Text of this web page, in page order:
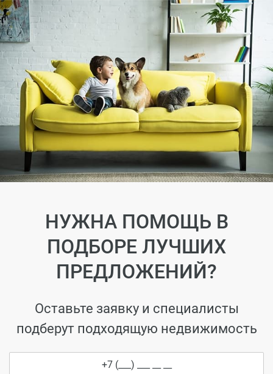
НУЖНА ПОМОЩЬ В
ПОДБОРЕ ЛУЧШИХ
ПРЕДЛОЖЕНИЙ?
Оставьте заявку и специалисты
подберут подходящую недвижимость